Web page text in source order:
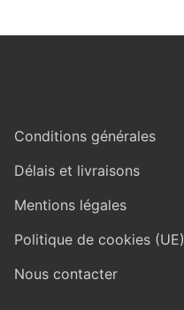
Conditions générales
Délais et livraisons
Mentions légales
Politique de cookies (UE)
Nous contacter